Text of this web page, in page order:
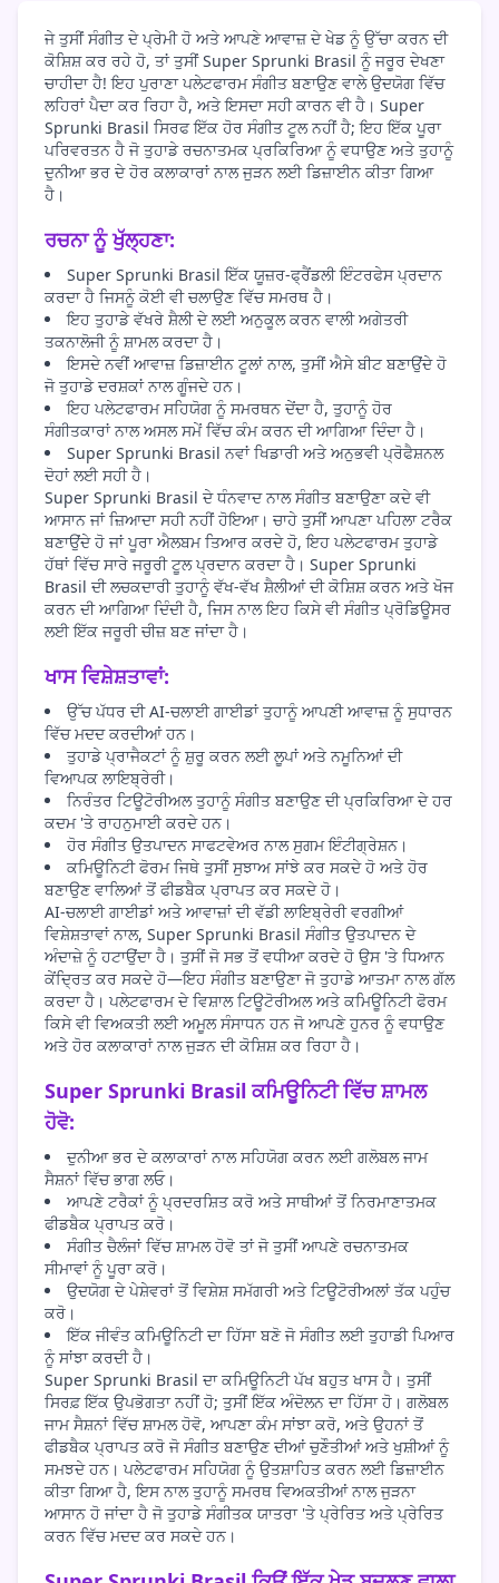
ਜੇ ਤੁਸੀਂ ਸੰਗੀਤ ਦੇ ਪ੍ਰੇਮੀ ਹੋ ਅਤੇ ਆਪਣੇ ਆਵਾਜ਼ ਦੇ ਖੇਡ ਨੂੰ ਉੱਚਾ ਕਰਨ ਦੀ
ਕੋਸ਼ਿਸ਼ ਕਰ ਰਹੇ ਹੋ, ਤਾਂ ਤੁਸੀਂ Super Sprunki Brasil ਨੂੰ ਜਰੂਰ ਦੇਖਣਾ
ਚਾਹੀਦਾ ਹੈ! ਇਹ ਪੁਰਾਣਾ ਪਲੇਟਫਾਰਮ ਸੰਗੀਤ ਬਣਾਉਣ ਵਾਲੇ ਉਦਯੋਗ ਵਿੱਚ
ਲਹਿਰਾਂ ਪੈਦਾ ਕਰ ਰਿਹਾ ਹੈ, ਅਤੇ ਇਸਦਾ ਸਹੀ ਕਾਰਨ ਵੀ ਹੈ। Super
Sprunki Brasil ਸਿਰਫ ਇੱਕ ਹੋਰ ਸੰਗੀਤ ਟੂਲ ਨਹੀਂ ਹੈ; ਇਹ ਇੱਕ ਪੂਰਾ
ਪਰਿਵਰਤਨ ਹੈ ਜੋ ਤੁਹਾਡੇ ਰਚਨਾਤਮਕ ਪ੍ਰਕਿਰਿਆ ਨੂੰ ਵਧਾਉਣ ਅਤੇ ਤੁਹਾਨੂੰ
ਦੁਨੀਆ ਭਰ ਦੇ ਹੋਰ ਕਲਾਕਾਰਾਂ ਨਾਲ ਜੁੜਨ ਲਈ ਡਿਜ਼ਾਈਨ ਕੀਤਾ ਗਿਆ
ਹੈ।
ਰਚਨਾ ਨੂੰ ਖੁੱਲ੍ਹਣਾ:
Super Sprunki Brasil ਇੱਕ ਯੂਜ਼ਰ-ਫ੍ਰੈਂਡਲੀ ਇੰਟਰਫੇਸ ਪ੍ਰਦਾਨ
ਕਰਦਾ ਹੈ ਜਿਸਨੂੰ ਕੋਈ ਵੀ ਚਲਾਉਣ ਵਿੱਚ ਸਮਰਥ ਹੈ।
ਇਹ ਤੁਹਾਡੇ ਵੱਖਰੇ ਸ਼ੈਲੀ ਦੇ ਲਈ ਅਨੁਕੂਲ ਕਰਨ ਵਾਲੀ ਅਗੇਤਰੀ
ਤਕਨਾਲੋਜੀ ਨੂੰ ਸ਼ਾਮਲ ਕਰਦਾ ਹੈ।
ਇਸਦੇ ਨਵੀਂ ਆਵਾਜ਼ ਡਿਜ਼ਾਈਨ ਟੂਲਾਂ ਨਾਲ, ਤੁਸੀਂ ਐਸੇ ਬੀਟ ਬਣਾਉਂਦੇ ਹੋ
ਜੋ ਤੁਹਾਡੇ ਦਰਸ਼ਕਾਂ ਨਾਲ ਗੂੰਜਦੇ ਹਨ।
ਇਹ ਪਲੇਟਫਾਰਮ ਸਹਿਯੋਗ ਨੂੰ ਸਮਰਥਨ ਦੇਂਦਾ ਹੈ, ਤੁਹਾਨੂੰ ਹੋਰ
ਸੰਗੀਤਕਾਰਾਂ ਨਾਲ ਅਸਲ ਸਮੇਂ ਵਿੱਚ ਕੰਮ ਕਰਨ ਦੀ ਆਗਿਆ ਦਿੰਦਾ ਹੈ।
Super Sprunki Brasil ਨਵਾਂ ਖਿਡਾਰੀ ਅਤੇ ਅਨੁਭਵੀ ਪ੍ਰੋਫੈਸ਼ਨਲ
ਦੋਹਾਂ ਲਈ ਸਹੀ ਹੈ।
Super Sprunki Brasil ਦੇ ਧੰਨਵਾਦ ਨਾਲ ਸੰਗੀਤ ਬਣਾਉਣਾ ਕਦੇ ਵੀ
ਆਸਾਨ ਜਾਂ ਜ਼ਿਆਦਾ ਸਹੀ ਨਹੀਂ ਹੋਇਆ। ਚਾਹੇ ਤੁਸੀਂ ਆਪਣਾ ਪਹਿਲਾ ਟਰੈਕ
ਬਣਾਉਂਦੇ ਹੋ ਜਾਂ ਪੂਰਾ ਐਲਬਮ ਤਿਆਰ ਕਰਦੇ ਹੋ, ਇਹ ਪਲੇਟਫਾਰਮ ਤੁਹਾਡੇ
ਹੱਥਾਂ ਵਿੱਚ ਸਾਰੇ ਜਰੂਰੀ ਟੂਲ ਪ੍ਰਦਾਨ ਕਰਦਾ ਹੈ। Super Sprunki
Brasil ਦੀ ਲਚਕਦਾਰੀ ਤੁਹਾਨੂੰ ਵੱਖ-ਵੱਖ ਸ਼ੈਲੀਆਂ ਦੀ ਕੋਸ਼ਿਸ਼ ਕਰਨ ਅਤੇ ਖੋਜ
ਕਰਨ ਦੀ ਆਗਿਆ ਦਿੰਦੀ ਹੈ, ਜਿਸ ਨਾਲ ਇਹ ਕਿਸੇ ਵੀ ਸੰਗੀਤ ਪ੍ਰੋਡਿਊਸਰ
ਲਈ ਇੱਕ ਜਰੂਰੀ ਚੀਜ਼ ਬਣ ਜਾਂਦਾ ਹੈ।
ਖਾਸ ਵਿਸ਼ੇਸ਼ਤਾਵਾਂ:
ਉੱਚ ਪੱਧਰ ਦੀ AI-ਚਲਾਈ ਗਾਈਡਾਂ ਤੁਹਾਨੂੰ ਆਪਣੀ ਆਵਾਜ਼ ਨੂੰ ਸੁਧਾਰਨ
ਵਿੱਚ ਮਦਦ ਕਰਦੀਆਂ ਹਨ।
ਤੁਹਾਡੇ ਪ੍ਰਾਜੈਕਟਾਂ ਨੂੰ ਸ਼ੁਰੂ ਕਰਨ ਲਈ ਲੂਪਾਂ ਅਤੇ ਨਮੂਨਿਆਂ ਦੀ
ਵਿਆਪਕ ਲਾਇਬ੍ਰੇਰੀ।
ਨਿਰੰਤਰ ਟਿਊਟੋਰੀਅਲ ਤੁਹਾਨੂੰ ਸੰਗੀਤ ਬਣਾਉਣ ਦੀ ਪ੍ਰਕਿਰਿਆ ਦੇ ਹਰ
ਕਦਮ 'ਤੇ ਰਾਹਨੁਮਾਈ ਕਰਦੇ ਹਨ।
ਹੋਰ ਸੰਗੀਤ ਉਤਪਾਦਨ ਸਾਫਟਵੇਅਰ ਨਾਲ ਸੁਗਮ ਇੰਟੀਗ੍ਰੇਸ਼ਨ।
ਕਮਿਊਨਿਟੀ ਫੋਰਮ ਜਿਥੇ ਤੁਸੀਂ ਸੁਝਾਅ ਸਾਂਝੇ ਕਰ ਸਕਦੇ ਹੋ ਅਤੇ ਹੋਰ
ਬਣਾਉਣ ਵਾਲਿਆਂ ਤੋਂ ਫੀਡਬੈਕ ਪ੍ਰਾਪਤ ਕਰ ਸਕਦੇ ਹੋ।
AI-ਚਲਾਈ ਗਾਈਡਾਂ ਅਤੇ ਆਵਾਜ਼ਾਂ ਦੀ ਵੱਡੀ ਲਾਇਬ੍ਰੇਰੀ ਵਰਗੀਆਂ
ਵਿਸ਼ੇਸ਼ਤਾਵਾਂ ਨਾਲ, Super Sprunki Brasil ਸੰਗੀਤ ਉਤਪਾਦਨ ਦੇ
ਅੰਦਾਜ਼ੇ ਨੂੰ ਹਟਾਉਂਦਾ ਹੈ। ਤੁਸੀਂ ਜੋ ਸਭ ਤੋਂ ਵਧੀਆ ਕਰਦੇ ਹੋ ਉਸ 'ਤੇ ਧਿਆਨ
ਕੇਂਦ੍ਰਿਤ ਕਰ ਸਕਦੇ ਹੋ—ਇਹ ਸੰਗੀਤ ਬਣਾਉਣਾ ਜੋ ਤੁਹਾਡੇ ਆਤਮਾ ਨਾਲ ਗੱਲ
ਕਰਦਾ ਹੈ। ਪਲੇਟਫਾਰਮ ਦੇ ਵਿਸ਼ਾਲ ਟਿਊਟੋਰੀਅਲ ਅਤੇ ਕਮਿਊਨਿਟੀ ਫੋਰਮ
ਕਿਸੇ ਵੀ ਵਿਅਕਤੀ ਲਈ ਅਮੂਲ ਸੰਸਾਧਨ ਹਨ ਜੋ ਆਪਣੇ ਹੁਨਰ ਨੂੰ ਵਧਾਉਣ
ਅਤੇ ਹੋਰ ਕਲਾਕਾਰਾਂ ਨਾਲ ਜੁੜਨ ਦੀ ਕੋਸ਼ਿਸ਼ ਕਰ ਰਿਹਾ ਹੈ।
Super Sprunki Brasil ਕਮਿਊਨਿਟੀ ਵਿੱਚ ਸ਼ਾਮਲ
ਹੋਵੋ:
ਦੁਨੀਆ ਭਰ ਦੇ ਕਲਾਕਾਰਾਂ ਨਾਲ ਸਹਿਯੋਗ ਕਰਨ ਲਈ ਗਲੋਬਲ ਜਾਮ
ਸੈਸ਼ਨਾਂ ਵਿੱਚ ਭਾਗ ਲਓ।
ਆਪਣੇ ਟਰੈਕਾਂ ਨੂੰ ਪ੍ਰਦਰਸ਼ਿਤ ਕਰੋ ਅਤੇ ਸਾਥੀਆਂ ਤੋਂ ਨਿਰਮਾਣਾਤਮਕ
ਫੀਡਬੈਕ ਪ੍ਰਾਪਤ ਕਰੋ।
ਸੰਗੀਤ ਚੈਲੰਜਾਂ ਵਿੱਚ ਸ਼ਾਮਲ ਹੋਵੋ ਤਾਂ ਜੋ ਤੁਸੀਂ ਆਪਣੇ ਰਚਨਾਤਮਕ
ਸੀਮਾਵਾਂ ਨੂੰ ਪੂਰਾ ਕਰੋ।
ਉਦਯੋਗ ਦੇ ਪੇਸ਼ੇਵਰਾਂ ਤੋਂ ਵਿਸ਼ੇਸ਼ ਸਮੱਗਰੀ ਅਤੇ ਟਿਊਟੋਰੀਅਲਾਂ ਤੱਕ ਪਹੁੰਚ
ਕਰੋ।
ਇੱਕ ਜੀਵੰਤ ਕਮਿਊਨਿਟੀ ਦਾ ਹਿੱਸਾ ਬਣੋ ਜੋ ਸੰਗੀਤ ਲਈ ਤੁਹਾਡੀ ਪਿਆਰ
ਨੂੰ ਸਾਂਝਾ ਕਰਦੀ ਹੈ।
Super Sprunki Brasil ਦਾ ਕਮਿਊਨਿਟੀ ਪੱਖ ਬਹੁਤ ਖਾਸ ਹੈ। ਤੁਸੀਂ
ਸਿਰਫ਼ ਇੱਕ ਉਪਭੋਗਤਾ ਨਹੀਂ ਹੋ; ਤੁਸੀਂ ਇੱਕ ਅੰਦੋਲਨ ਦਾ ਹਿੱਸਾ ਹੋ। ਗਲੋਬਲ
ਜਾਮ ਸੈਸ਼ਨਾਂ ਵਿੱਚ ਸ਼ਾਮਲ ਹੋਵੋ, ਆਪਣਾ ਕੰਮ ਸਾਂਝਾ ਕਰੋ, ਅਤੇ ਉਹਨਾਂ ਤੋਂ
ਫੀਡਬੈਕ ਪ੍ਰਾਪਤ ਕਰੋ ਜੋ ਸੰਗੀਤ ਬਣਾਉਣ ਦੀਆਂ ਚੁਣੌਤੀਆਂ ਅਤੇ ਖੁਸ਼ੀਆਂ ਨੂੰ
ਸਮਝਦੇ ਹਨ। ਪਲੇਟਫਾਰਮ ਸਹਿਯੋਗ ਨੂੰ ਉਤਸ਼ਾਹਿਤ ਕਰਨ ਲਈ ਡਿਜ਼ਾਈਨ
ਕੀਤਾ ਗਿਆ ਹੈ, ਇਸ ਨਾਲ ਤੁਹਾਨੂੰ ਸਮਰਥ ਵਿਅਕਤੀਆਂ ਨਾਲ ਜੁੜਨਾ
ਆਸਾਨ ਹੋ ਜਾਂਦਾ ਹੈ ਜੋ ਤੁਹਾਡੇ ਸੰਗੀਤਕ ਯਾਤਰਾ 'ਤੇ ਪ੍ਰੇਰਿਤ ਅਤੇ ਪ੍ਰੇਰਿਤ
ਕਰਨ ਵਿੱਚ ਮਦਦ ਕਰ ਸਕਦੇ ਹਨ।